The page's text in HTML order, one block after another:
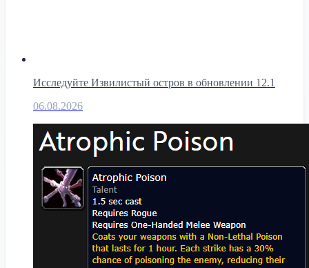
Исследуйте Извилистый остров в обновлении 12.1
06.08.2026